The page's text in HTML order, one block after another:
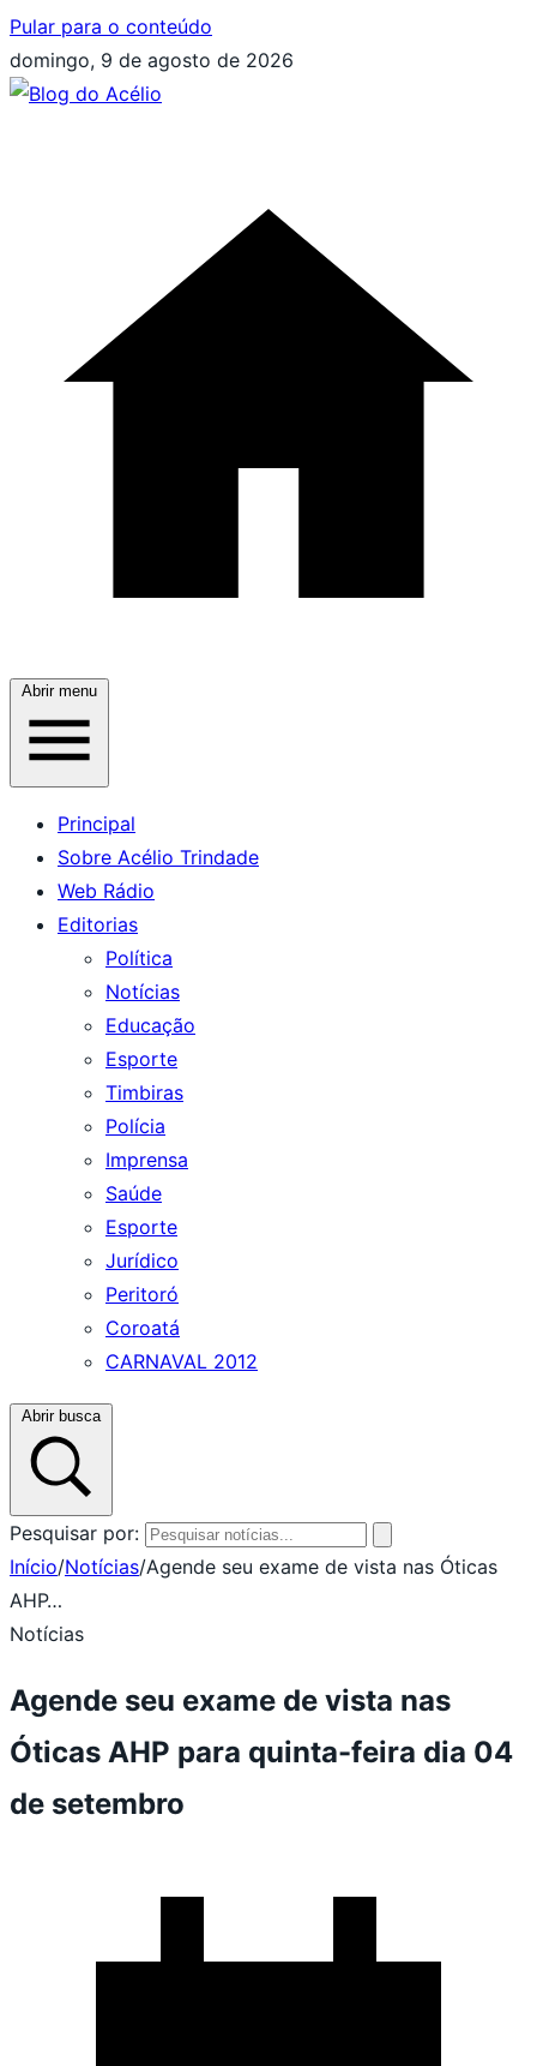
Pular para o conteúdo
domingo, 9 de agosto de 2026
Abrir menu
Principal
Sobre Acélio Trindade
Web Rádio
Editorias
Política
Notícias
Educação
Esporte
Timbiras
Polícia
Imprensa
Saúde
Esporte
Jurídico
Peritoró
Coroatá
CARNAVAL 2012
Abrir busca
Pesquisar por:
Início/Notícias/Agende seu exame de vista nas Óticas
AHP…
Notícias
Agende seu exame de vista nas
Óticas AHP para quinta-feira dia 04
de setembro